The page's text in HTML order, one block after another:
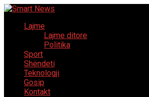
Lajme
Lajme ditore
Politika
Sport
Shëndeti
Teknologji
Gosip
Kontakt